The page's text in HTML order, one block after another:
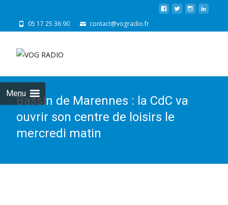
05 17 25 36 90 contact@vogradio.fr
Menu
Bassin de Marennes : la CdC va
ouvrir son centre de loisirs le
mercredi matin